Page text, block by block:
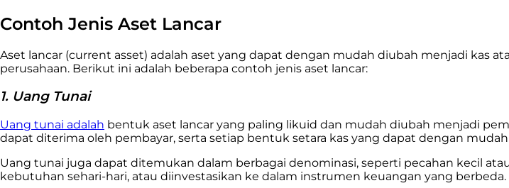
Contoh Jenis Aset Lancar
Aset lancar (current asset) adalah aset yang dapat dengan mudah diubah menjadi kas
perusahaan. Berikut ini adalah beberapa contoh jenis aset lancar:
1. Uang Tunai
Uang tunai adalah bentuk aset lancar yang paling likuid dan mudah diubah menjadi
dapat diterima oleh pembayar, serta setiap bentuk setara kas yang dapat dengan
Uang tunai juga dapat ditemukan dalam berbagai denominasi, seperti pecahan kecil
kebutuhan sehari-hari, atau diinvestasikan ke dalam instrumen keuangan yang berbeda.